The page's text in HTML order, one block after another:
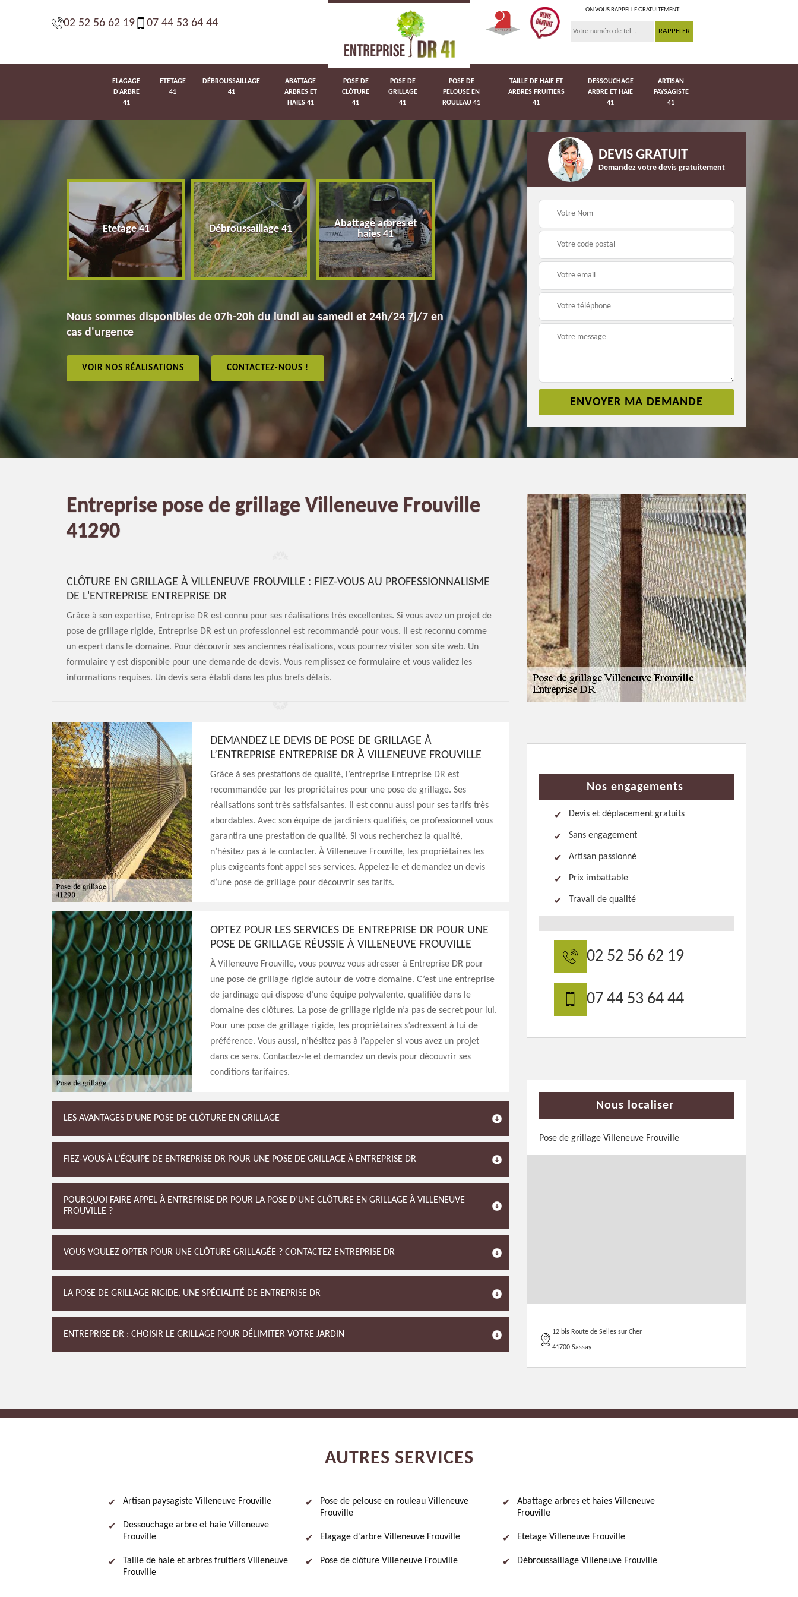
02 52 56 62 19 07 44 53 64 44
ON VOUS RAPPELLE GRATUITEMENT
ELAGAGE
D'ARBRE
41
ETETAGE
41
DÉBROUSSAILLAGE
41
ABATTAGE
ARBRES ET
HAIES 41
POSE DE
CLÔTURE
41
POSE DE
GRILLAGE
41
POSE DE
PELOUSE EN
ROULEAU 41
TAILLE DE HAIE ET
ARBRES FRUITIERS
41
DESSOUCHAGE
ARBRE ET HAIE
41
ARTISAN
PAYSAGISTE
41
Etetage 41 Débroussaillage 41
Abattage arbres et
haies 41
Pose de clôture 41 Pose de grillage 41
Pose de pelouse en
rouleau 41
Nous sommes disponibles de 07h-20h du lundi au samedi et 24h/24 7j/7 en
cas d'urgence
VOIR NOS RÉALISATIONS CONTACTEZ-NOUS !
DEVIS GRATUIT
Demandez votre devis gratuitement
Entreprise pose de grillage Villeneuve Frouville
41290
CLÔTURE EN GRILLAGE À VILLENEUVE FROUVILLE : FIEZ-VOUS AU PROFESSIONNALISME
DE L'ENTREPRISE ENTREPRISE DR
Grâce à son expertise, Entreprise DR est connu pour ses réalisations très excellentes. Si vous avez un projet de
pose de grillage rigide, Entreprise DR est un professionnel est recommandé pour vous. Il est reconnu comme
un expert dans le domaine. Pour découvrir ses anciennes réalisations, vous pourrez visiter son site web. Un
formulaire y est disponible pour une demande de devis. Vous remplissez ce formulaire et vous validez les
informations requises. Un devis sera établi dans les plus brefs délais.
DEMANDEZ LE DEVIS DE POSE DE GRILLAGE À
L’ENTREPRISE ENTREPRISE DR À VILLENEUVE FROUVILLE
Grâce à ses prestations de qualité, l’entreprise Entreprise DR est
recommandée par les propriétaires pour une pose de grillage. Ses
réalisations sont très satisfaisantes. Il est connu aussi pour ses tarifs très
abordables. Avec son équipe de jardiniers qualifiés, ce professionnel vous
garantira une prestation de qualité. Si vous recherchez la qualité,
n’hésitez pas à le contacter. À Villeneuve Frouville, les propriétaires les
plus exigeants font appel ses services. Appelez-le et demandez un devis
d’une pose de grillage pour découvrir ses tarifs.
OPTEZ POUR LES SERVICES DE ENTREPRISE DR POUR UNE
POSE DE GRILLAGE RÉUSSIE À VILLENEUVE FROUVILLE
À Villeneuve Frouville, vous pouvez vous adresser à Entreprise DR pour
une pose de grillage rigide autour de votre domaine. C’est une entreprise
de jardinage qui dispose d’une équipe polyvalente, qualifiée dans le
domaine des clôtures. La pose de grillage rigide n’a pas de secret pour lui.
Pour une pose de grillage rigide, les propriétaires s’adressent à lui de
préférence. Vous aussi, n’hésitez pas à l’appeler si vous avez un projet
dans ce sens. Contactez-le et demandez un devis pour découvrir ses
conditions tarifaires.
LES AVANTAGES D’UNE POSE DE CLÔTURE EN GRILLAGE
FIEZ-VOUS À L’ÉQUIPE DE ENTREPRISE DR POUR UNE POSE DE GRILLAGE À ENTREPRISE DR
POURQUOI FAIRE APPEL À ENTREPRISE DR POUR LA POSE D’UNE CLÔTURE EN GRILLAGE À VILLENEUVE
FROUVILLE ?
VOUS VOULEZ OPTER POUR UNE CLÔTURE GRILLAGÉE ? CONTACTEZ ENTREPRISE DR
LA POSE DE GRILLAGE RIGIDE, UNE SPÉCIALITÉ DE ENTREPRISE DR
ENTREPRISE DR : CHOISIR LE GRILLAGE POUR DÉLIMITER VOTRE JARDIN
Nos engagements
Devis et déplacement gratuits
Sans engagement
Artisan passionné
Prix imbattable
Travail de qualité
02 52 56 62 19
07 44 53 64 44
Nous localiser
Pose de grillage Villeneuve Frouville
12 bis Route de Selles sur Cher
41700 Sassay
AUTRES SERVICES
Artisan paysagiste Villeneuve Frouville
Dessouchage arbre et haie Villeneuve
Frouville
Taille de haie et arbres fruitiers Villeneuve
Frouville
Pose de pelouse en rouleau Villeneuve
Frouville
Elagage d'arbre Villeneuve Frouville
Pose de clôture Villeneuve Frouville
Abattage arbres et haies Villeneuve
Frouville
Etetage Villeneuve Frouville
Débroussaillage Villeneuve Frouville